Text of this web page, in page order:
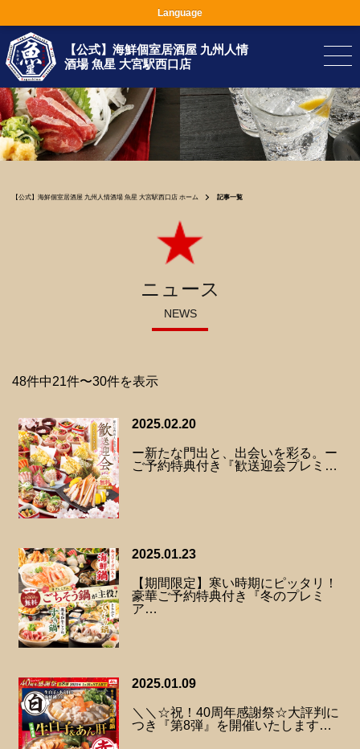
【公式】海鮮個室居酒屋 九州人情
酒場 魚星 大宮駅西口店
【公式】海鮮個室居酒屋 九州人情酒場 魚星 大宮駅西口店 ホーム 記事一覧
ニュース
NEWS
48件中21件〜30件を表示
2025.02.20
ー新たな門出と、出会いを彩る。ー
ご予約特典付き『歓送迎会プレミ…
2025.01.23
【期間限定】寒い時期にピッタリ！
豪華ご予約特典付き『冬のプレミ
ア…
2025.01.09
＼＼☆祝！40周年感謝祭☆大評判に
つき『第8弾』を開催いたします…
Language